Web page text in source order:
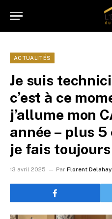
ACTUALITÉS
Je suis
c’est à ce
j’allume mon
année – plus
je fais toujours
13 avril 2025 Par Florent